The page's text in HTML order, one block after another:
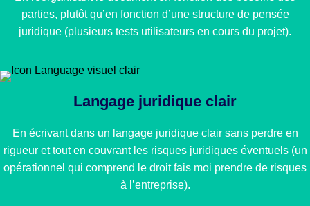
parties, plutôt qu’en fonction d’une structure de pensée
juridique (plusieurs tests utilisateurs en cours du projet).
Langage juridique clair
En écrivant dans un langage juridique clair sans perdre en
rigueur et tout en couvrant les risques juridiques éventuels (un
opérationnel qui comprend le droit fais moi prendre de risques
à l’entreprise).